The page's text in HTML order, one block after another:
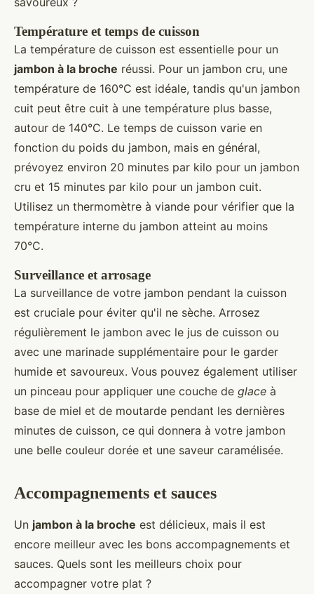
Température et temps de cuisson
La température de cuisson est essentielle pour un
jambon à la broche réussi. Pour un jambon cru, une
température de 160°C est idéale, tandis qu'un jambon
cuit peut être cuit à une température plus basse,
autour de 140°C. Le temps de cuisson varie en
fonction du poids du jambon, mais en général,
prévoyez environ 20 minutes par kilo pour un jambon
cru et 15 minutes par kilo pour un jambon cuit.
Utilisez un thermomètre à viande pour vérifier que la
température interne du jambon atteint au moins
70°C.
Surveillance et arrosage
La surveillance de votre jambon pendant la cuisson
est cruciale pour éviter qu'il ne sèche. Arrosez
régulièrement le jambon avec le jus de cuisson ou
avec une marinade supplémentaire pour le garder
humide et savoureux. Vous pouvez également utiliser
un pinceau pour appliquer une couche de glace à
base de miel et de moutarde pendant les dernières
minutes de cuisson, ce qui donnera à votre jambon
une belle couleur dorée et une saveur caramélisée.
Accompagnements et sauces
Un jambon à la broche est délicieux, mais il est
encore meilleur avec les bons accompagnements et
sauces. Quels sont les meilleurs choix pour
accompagner votre plat ?